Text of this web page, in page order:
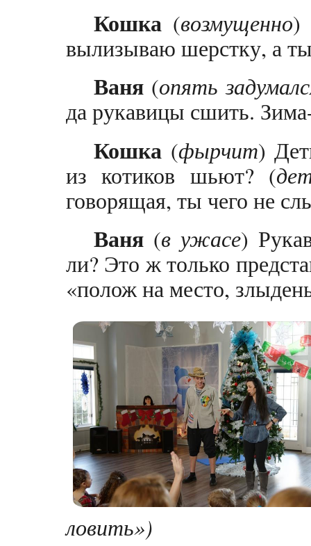
Кошка (возмущенно)
вылизываю шерстку, а
Ваня (опять
да рукавицы сшить.
Кошка (фырчит)
из котиков шьют? (
говорящая, ты чего не
Ваня (в ужасе)
ли? Это ж только
«полож на место,
ловить»)